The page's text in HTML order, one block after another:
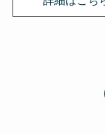
その他おすす
タンザニア